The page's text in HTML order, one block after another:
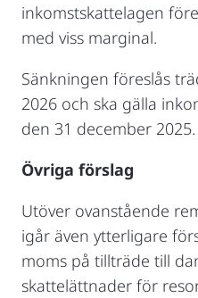
inkomstskattelagen
med viss marginal.
Sänkningen föreslås
2026 och ska gälla
den 31 december 2025.
Övriga förslag
Utöver ovanstående
igår även ytterligare
moms på tillträde till
skattelättnader för